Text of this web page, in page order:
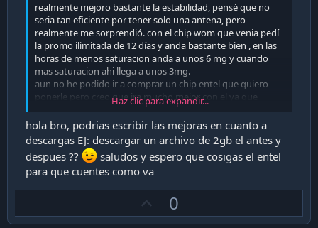
realmente mejoro bastante la estabilidad, pensé que no
seria tan eficiente por tener solo una antena, pero
realmente me sorprendió. con el chip wom que venia pedí
la promo ilimitada de 12 días y anda bastante bien , en las
horas de menos saturacion anda a unos 6 mg y cuando
mas saturacion ahi llega a unos 3mg.
aun no he podido ir a comprar un chip entel que quiero
ponerle pero creo que ira mucho mejor con el ya que
tengo cerca una antena de 4g de entel.
Haz clic para expandir...
hola bro, podrias escribir las mejoras en cuanto a
descargas EJ: descargar un archivo de 2gb el antes y
despues ??
saludos y espero que cosigas el entel
para que cuentes como va
p
0